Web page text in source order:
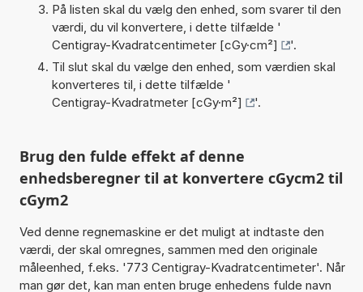
På listen skal du vælg den enhed, som svarer til den
værdi, du vil konvertere, i dette tilfælde '
Centigray-Kvadratcentimeter [cGy·cm²]
'.
Til slut skal du vælge den enhed, som værdien skal
konverteres til, i dette tilfælde '
Centigray-Kvadratmeter [cGy·m²]
'.
Brug den fulde effekt af denne
enhedsberegner til at konvertere cGycm2 til
cGym2
Ved denne regnemaskine er det muligt at indtaste den
værdi, der skal omregnes, sammen med den originale
måleenhed, f.eks. '773 Centigray-Kvadratcentimeter'. Når
man gør det, kan man enten bruge enhedens fulde navn